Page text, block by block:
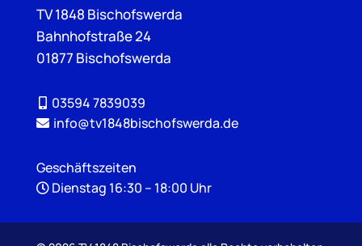
TV 1848 Bischofswerda
Bahnhofstraße 24
01877 Bischofswerda
03594 7839039
info@tv1848bischofswerda.de
Geschäftszeiten
Dienstag 16:30 – 18:00 Uhr